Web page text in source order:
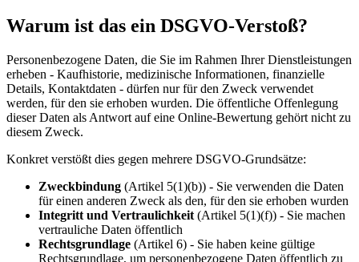
Warum ist das ein DSGVO-Verstoß?
Personenbezogene Daten, die Sie im Rahmen Ihrer Dienstleistungen
erheben - Kaufhistorie, medizinische Informationen, finanzielle
Details, Kontaktdaten - dürfen nur für den Zweck verwendet
werden, für den sie erhoben wurden. Die öffentliche Offenlegung
dieser Daten als Antwort auf eine Online-Bewertung gehört nicht zu
diesem Zweck.
Konkret verstößt dies gegen mehrere DSGVO-Grundsätze:
Zweckbindung (Artikel 5(1)(b)) - Sie verwenden die Daten
für einen anderen Zweck als den, für den sie erhoben wurden
Integritt und Vertraulichkeit (Artikel 5(1)(f)) - Sie machen
vertrauliche Daten öffentlich
Rechtsgrundlage (Artikel 6) - Sie haben keine gültige
Rechtsgrundlage, um personenbezogene Daten öffentlich zu